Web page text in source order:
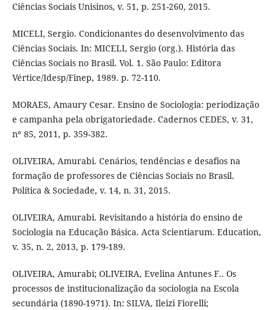
Ciências Sociais Unisinos, v. 51, p. 251-260, 2015.
MICELI, Sergio. Condicionantes do desenvolvimento das
Ciências Sociais. In: MICELI, Sergio (org.). História das
Ciências Sociais no Brasil. Vol. 1. São Paulo: Editora
Vértice/Idesp/Finep, 1989. p. 72-110.
MORAES, Amaury Cesar. Ensino de Sociologia: periodização
e campanha pela obrigatoriedade. Cadernos CEDES, v. 31,
nº 85, 2011, p. 359-382.
OLIVEIRA, Amurabi. Cenários, tendências e desafios na
formação de professores de Ciências Sociais no Brasil.
Política & Sociedade, v. 14, n. 31, 2015.
OLIVEIRA, Amurabi. Revisitando a história do ensino de
Sociologia na Educação Básica. Acta Scientiarum. Education,
v. 35, n. 2, 2013, p. 179-189.
OLIVEIRA, Amurabi; OLIVEIRA, Evelina Antunes F.. Os
processos de institucionalização da sociologia na Escola
secundária (1890-1971). In: SILVA, Ileizi Fiorelli;